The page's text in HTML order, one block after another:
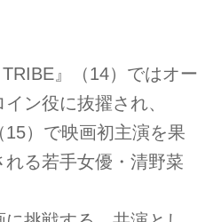
』（14）ではオー
ン役に抜擢され、
15）で映画初主演を果
る若手女優・清野菜